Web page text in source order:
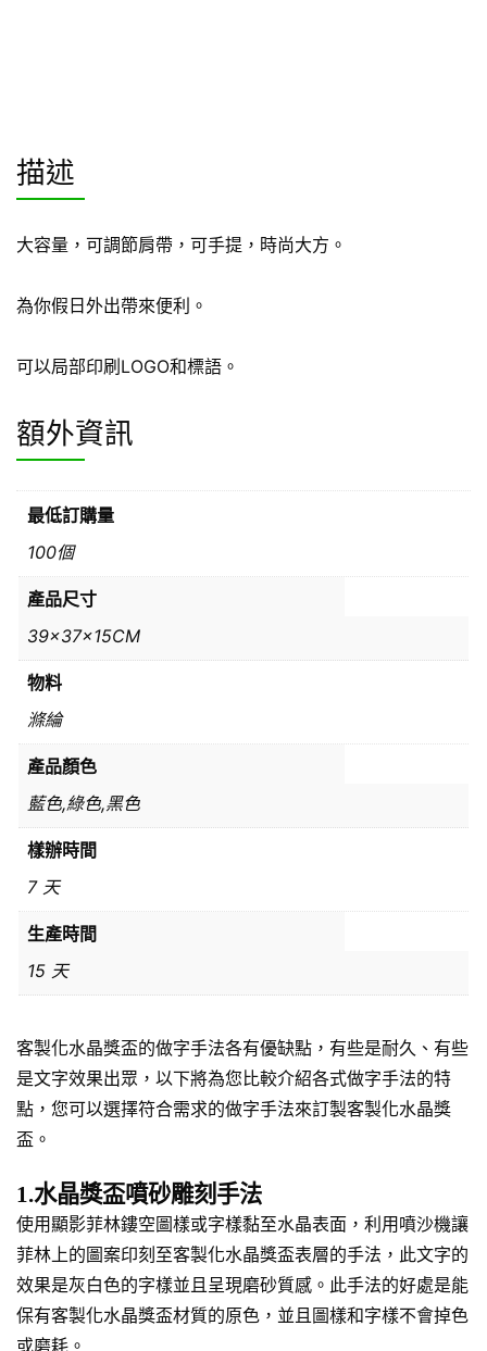
描述
大容量，可調節肩帶，可手提，時尚大方。
為你假日外出帶來便利。
可以局部印刷LOGO和標語。
額外資訊
最低訂購量
100個
產品尺寸
39x37x15CM
物料
滌綸
產品顏色
藍色,綠色,黑色
樣辦時間
7 天
生產時間
15 天
客製化水晶獎盃的做字手法各有優缺點，有些是耐久、有些
是文字效果出眾，以下將為您比較介紹各式做字手法的特
點，您可以選擇符合需求的做字手法來訂製客製化水晶獎
盃。
1.水晶獎盃噴砂雕刻手法
使用顯影菲林鏤空圖樣或字樣黏至水晶表面，利用噴沙機讓
菲林上的圖案印刻至客製化水晶獎盃表層的手法，此文字的
效果是灰白色的字樣並且呈現磨砂質感。此手法的好處是能
保有客製化水晶獎盃材質的原色，並且圖樣和字樣不會掉色
或磨耗。